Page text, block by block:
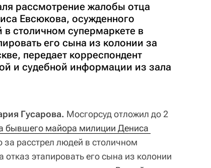
рассмотрение жалобы отца
Евсюкова, осужденного
столичном супермаркете в
его сына из колонии за
передает корреспондент
и судебной информации из зала
Гусарова. Мосгорсуд отложил до 2
бывшего майора милиции Дениса
за расстрел людей в столичном
отказ этапировать его сына из колонии